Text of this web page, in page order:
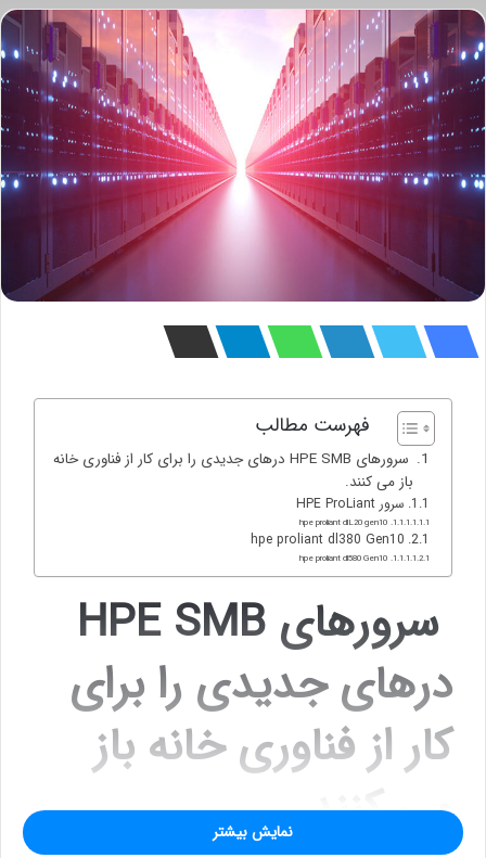
فهرست مطالب
سرورهای HPE SMB درهای جدیدی را برای کار از فناوری خانه
باز می کنند.
سرور HPE ProLiant
hpe proliant dlL20 gen10
hpe proliant dl380 Gen10
hpe proliant dl580 Gen10
سرورهای HPE SMB
درهای جدیدی را برای
کار از فناوری خانه باز
می کنند.نمایش بیشتر